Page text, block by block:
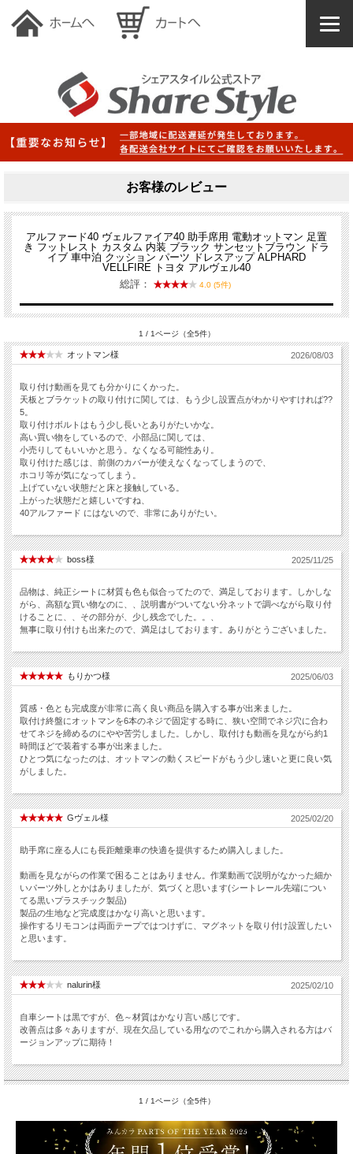
お客様のレビュー
アルファード40 ヴェルファイア40 助手席用 電動オットマン 足置
き フットレスト カスタム 内装 ブラック サンセットブラウン ドラ
イブ 車中泊 クッション パーツ ドレスアップ ALPHARD
VELLFIRE トヨタ アルヴェル40
総評：
4.0 (5件)
1 / 1ページ（全5件）
オットマン様 2026/08/03
取り付け動画を見ても分かりにくかった。
天板とブラケットの取り付けに関しては、もう少し設置点がわかりやすければ??
5。
取り付けボルトはもう少し長いとありがたいかな。
高い買い物をしているので、小部品に関しては、
小売りしてもいいかと思う。なくなる可能性あり。
取り付けた感じは、前側のカバーが使えなくなってしまうので、
ホコリ等が気になってしまう。
上げていない状態だと床と接触している。
上がった状態だと嬉しいですね、
40アルファード にはないので、非常にありがたい。
boss様 2025/11/25
品物は、純正シートに材質も色も似合ってたので、満足しております。しかしな
がら、高額な買い物なのに、、説明書がついてない分ネットで調べながら取り付
けることに、、その部分が、少し残念でした。。、
無事に取り付けも出来たので、満足はしております。ありがとうございました。
もりかつ様 2025/06/03
質感・色とも完成度が非常に高く良い商品を購入する事が出来ました。
取付け終盤にオットマンを6本のネジで固定する時に、狭い空間でネジ穴に合わ
せてネジを締めるのにやや苦労しました。しかし、取付けも動画を見ながら約1
時間ほどで装着する事が出来ました。
ひとつ気になったのは、オットマンの動くスピードがもう少し速いと更に良い気
がしました。
Gヴェル様 2025/02/20
助手席に座る人にも長距離乗車の快適を提供するため購入しました。
動画を見ながらの作業で困ることはありません。作業動画で説明がなかった細か
いパーツ外しとかはありましたが、気づくと思います(シートレール先端につい
てる黒いプラスチック製品)
製品の生地など完成度はかなり高いと思います。
操作するリモコンは両面テープではつけずに、マグネットを取り付け設置したい
と思います。
nalurin様 2025/02/10
自車シートは黒ですが、色～材質はかなり言い感じです。
改善点は多々ありますが、現在欠品している用なのでこれから購入される方はバ
ージョンアップに期待！
1 / 1ページ（全5件）